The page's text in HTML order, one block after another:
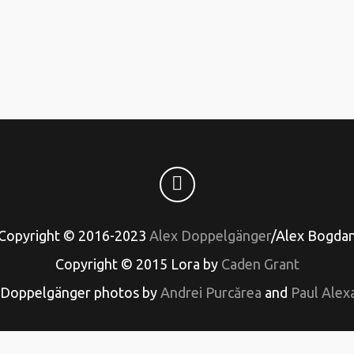
© 2016-2023 Alex Doppelgänger/Alex
Copyright © 2015 Lora by Caden Grant
photos byAndrei Purcărea and Paul